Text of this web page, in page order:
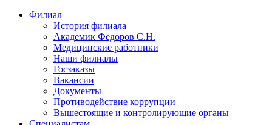
Филиал
История филиала
Академик Фёдоров С.Н.
Медицинские работники
Наши филиалы
Госзаказы
Вакансии
Документы
Противодействие коррупции
Вышестоящие и контролирующие органы